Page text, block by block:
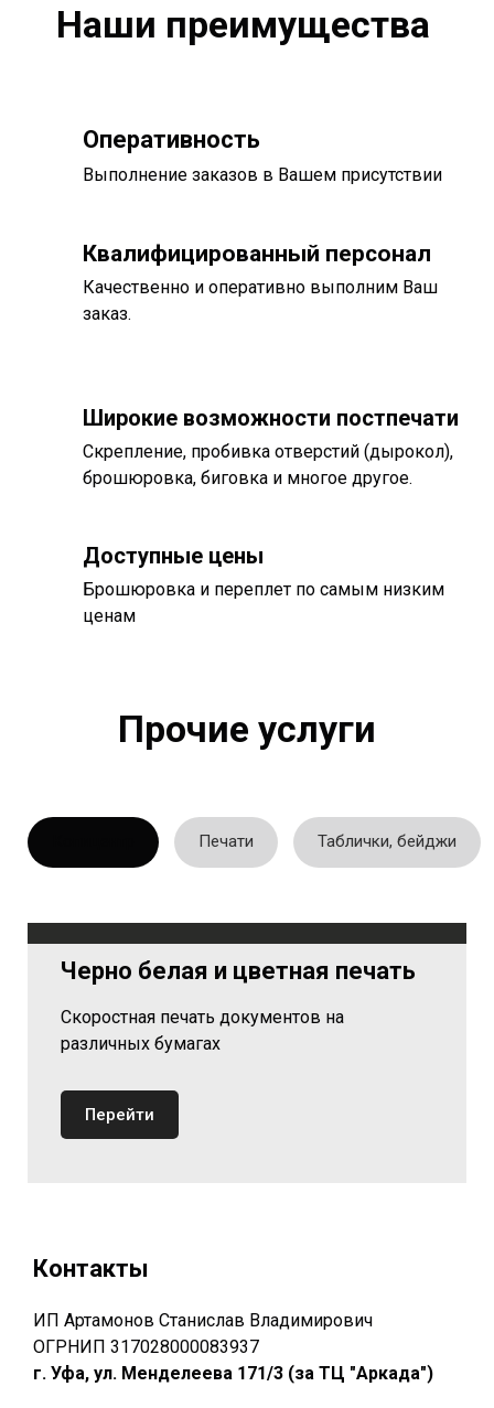
Наши преимущества
Оперативность
Выполнение заказов в Вашем присутствии
Квалифицированный персонал
Качественно и оперативно выполним Ваш
заказ.
Широкие возможности постпечати
Скрепление, пробивка отверстий (дырокол),
брошюровка, биговка и многое другое.
Доступные цены
Брошюровка и переплет по самым низким
ценам
Прочие услуги
Печати Таблички, бейджи
Черно белая и цветная печать
Скоростная печать документов на
различных бумагах
Перейти
Контакты
ИП Артамонов Станислав Владимирович
ОГРНИП 317028000083937
г. Уфа, ул. Менделеева 171/3 (за ТЦ "Аркада")